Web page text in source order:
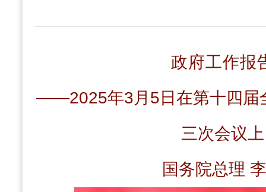
政府工作报
——2025年3月5日在第十四届
三次会议上
国务院总理